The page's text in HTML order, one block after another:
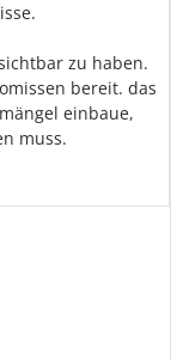
zu haben.
bereit. das
einbaue,
muss.